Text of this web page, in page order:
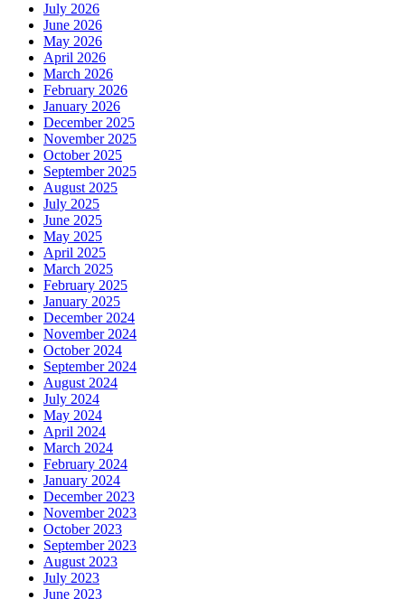
July 2026
June 2026
May 2026
April 2026
March 2026
February 2026
January 2026
December 2025
November 2025
October 2025
September 2025
August 2025
July 2025
June 2025
May 2025
April 2025
March 2025
February 2025
January 2025
December 2024
November 2024
October 2024
September 2024
August 2024
July 2024
May 2024
April 2024
March 2024
February 2024
January 2024
December 2023
November 2023
October 2023
September 2023
August 2023
July 2023
June 2023